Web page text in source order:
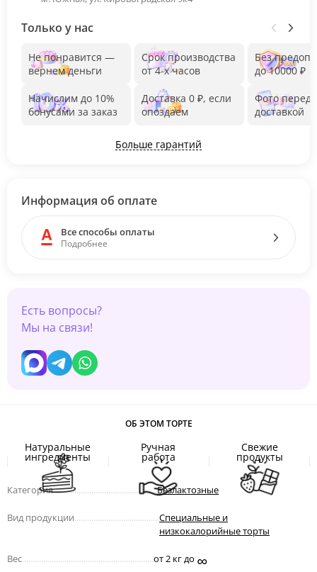
Только у нас
Не понравится —
вернем деньги
Начислим до 10%
бонусами за заказ
Срок производства
от 4-х часов
Доставка 0 ₽, если
опоздаем
Без
до 10000 ₽
Фото перед
доставкой
Больше гарантий
Информация об оплате
Все способы оплаты
Подробнее
Есть вопросы?
Мы на связи!
ОБ ЭТОМ ТОРТЕ
Натуральные
ингредиенты
Ручная
работа
Свежие
продукты
Категория.................................................Безлактозные
Вид продукции
Специальные и
низкокалорийные торты
Вес от 2 кг до ∞